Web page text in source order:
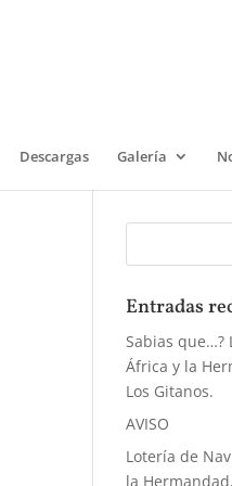
Descargas Galería
Entradas
Sabias que…?
África y la
Los Gitanos.
AVISO
Lotería de
la